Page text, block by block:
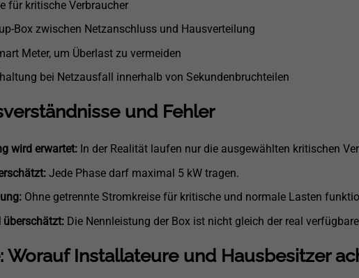
für kritische Verbraucher
Box zwischen Netzanschluss und Hausverteilung
Meter, um Überlast zu vermeiden
bei Netzausfall innerhalb von Sekundenbruchteilen
und Fehler
wird erwartet:In der Realität laufen nur die ausgewählten kritischen
Jede Phase darf maximal 5 kW tragen.
Ohne getrennte Stromkreise für kritische und normale Lasten
überschätzt:Die Nennleistung der Box ist nicht gleich der real
Worauf Installateure und Hausbesitzer